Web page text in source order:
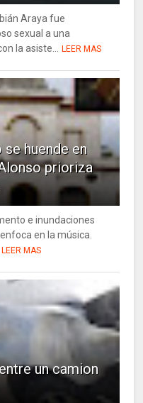
Araya fue
sexual a una
la asiste...
LEER MAS
huende en
prioriza
e inundaciones
en la música.
LEER MAS
un camion